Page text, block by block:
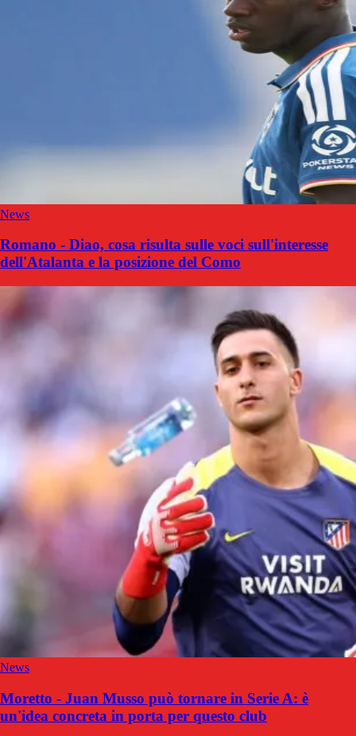
News
Romano - Diao, cosa risulta sulle voci sull'interesse
dell'Atalanta e la posizione del Como
News
Moretto - Juan Musso può tornare in Serie A: è
un'idea concreta in porta per questo club